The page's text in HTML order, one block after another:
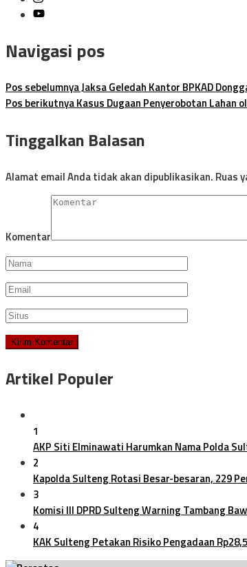
Navigasi pos
Pos sebelumnyaJaksa Geledah Kantor BPKAD
Pos berikutnyaKasus Dugaan Penyerobotan Lahan
Tinggalkan Balasan
Alamat email Anda tidak akan dipublikasikan. Ruas
Komentar
Artikel Populer
1
AKP Siti Elminawati Harumkan Nama Polda
2
Kapolda Sulteng Rotasi Besar-besaran, 229
3
Komisi III DPRD Sulteng Warning Tambang
4
KAK Sulteng Petakan Risiko Pengadaan